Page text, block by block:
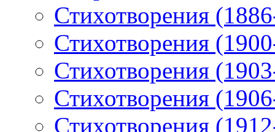
Стихотворения
Стихотворения
Стихотворения
Стихотворения
Стихотворения